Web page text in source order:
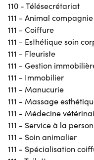
110 - Télésecrétariat
111 - Animal compagnie
111 - Coiffure
111 - Esthétique soin
111 - Fleuriste
111 - Gestion
111 - Immobilier
111 - Manucurie
111 - Massage
111 - Médecine
111 - Service à la
111 - Soin animalier
111 - Spécialisation